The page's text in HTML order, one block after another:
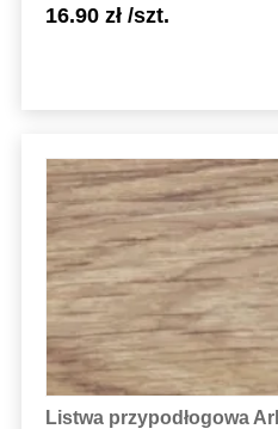
16.90 zł/szt.
Sprawdź
Listwa przypodłogowa